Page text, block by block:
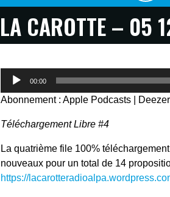
LA CAROTTE – 05
Lecteur
00:00
Abonnement :Apple Podcasts Deezer
Téléchargement Libre #4
La quatrième file 100%
nouveaux pour un total de 14
https://